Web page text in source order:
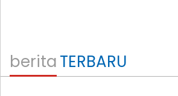
beritaTERBARU